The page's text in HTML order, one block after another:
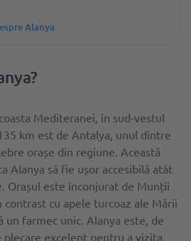
Alanya
Mediteranei, în sud-vestul
km est de Antalya, unul dintre
orașe din regiune. Această
Alanya să fie ușor accesibilă atât
Orașul este înconjurat de Munții
contrast cu apele turcoaz ale Mării
farmec unic. Alanya este, de
plecare excelent pentru a vizita